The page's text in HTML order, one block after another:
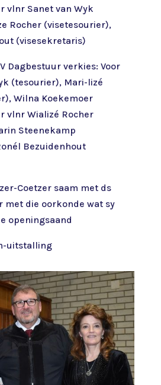
vlnr Sanet van Wyk
Rocher (visetesourier),
(visesekretaris)
Dagbestuur verkies: Voor
(tesourier), Mari-lizé
Wilna Koekemoer
vlnr Wializé Rocher
Steenekamp
Bezuidenhout
Coetzer saam met ds
met die oorkonde wat sy
openingsaand
uitstalling